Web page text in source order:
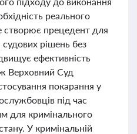
реального
створює прецедент для
рішень без
ефективність
Верховний Суд
покарання у
під час
для кримінального
У кримінальній